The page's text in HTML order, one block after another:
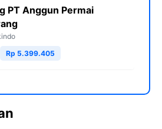
PT Anggun Permai
Rp 5.399.405